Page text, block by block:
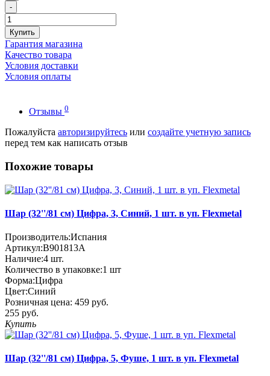
-
Купить
Гарантия магазина
Качество товара
Условия доставки
Условия оплаты
Отзывы 0
Пожалуйста авторизируйтесь или создайте учетную запись
перед тем как написать отзыв
Похожие товары
Шар (32''/81 см) Цифра, 3, Синий, 1 шт. в уп. Flexmetal
Производитель:Испания
Артикул:B901813A
Наличие:4 шт.
Количество в упаковке:1 шт
Форма:Цифра
Цвет:Синий
Розничная цена: 459 руб.
255 руб.
Купить
Шар (32''/81 см) Цифра, 5, Фуше, 1 шт. в уп. Flexmetal